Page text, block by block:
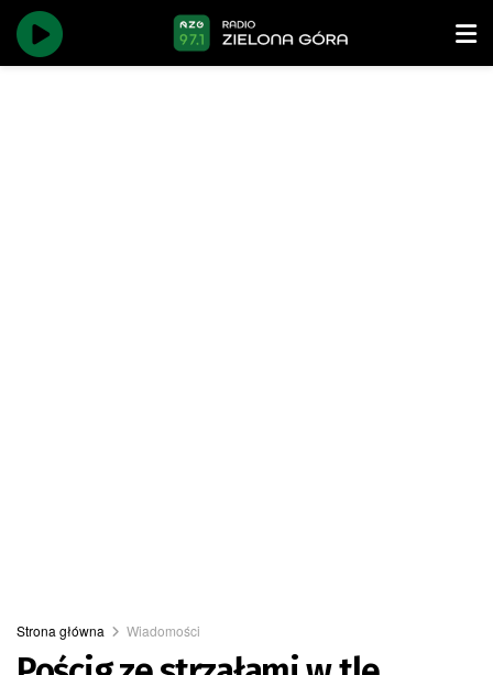
Strona główna Wiadomości